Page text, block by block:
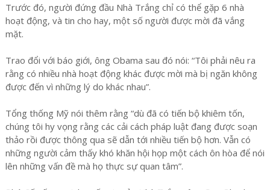
Trước đó, người đứng đầu Nhà Trắng chỉ có thể gặp 6 nhà
hoạt động, và tin cho hay, một số người được mời đã vắng
mặt.
Trao đổi với báo giới, ông Obama sau đó nói: “Tôi phải nêu ra
rằng có nhiều nhà hoạt động khác được mời mà bị ngăn không
được đến vì những lý do khác nhau”.
Tổng thống Mỹ nói thêm rằng “dù đã có tiến bộ khiêm tốn,
chúng tôi hy vọng rằng các cải cách pháp luật đang được soạn
thảo rồi được thông qua sẽ dẫn tới nhiều tiến bộ hơn. Vẫn có
những người cảm thấy khó khăn hội họp một cách ôn hòa để nói
lên những vấn đề mà họ thực sự quan tâm”.